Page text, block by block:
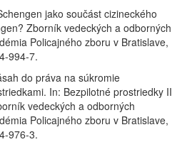
jako součást cizineckého
Zborník vedeckých a odborných
Policajného zboru v Bratislave,
994-7.
do práva na súkromie
In: Bezpilotné prostriedky II
vedeckých a odborných
Policajného zboru v Bratislave,
976-3.